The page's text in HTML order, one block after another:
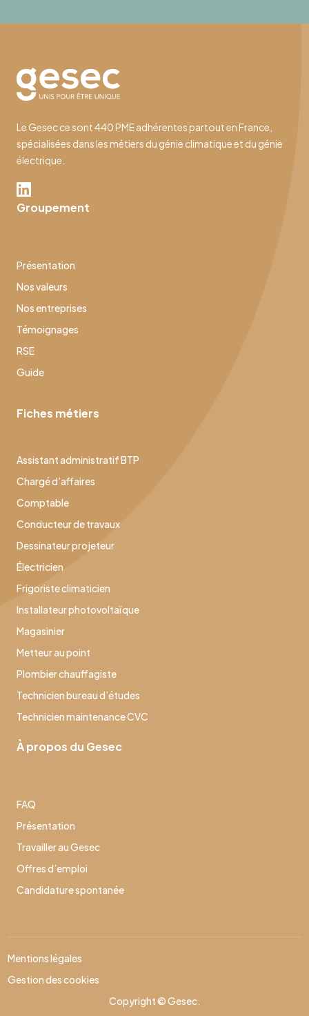
Le Gesec ce sont 440 PME adhérentes partout en France,
spécialisées dans les métiers du génie climatique et du génie
électrique.
Groupement
Présentation
Nos valeurs
Nos entreprises
Témoignages
RSE
Guide
Fiches métiers
Assistant administratif BTP
Chargé d’affaires
Comptable
Conducteur de travaux
Dessinateur projeteur
Électricien
Frigoriste climaticien
Installateur photovoltaïque
Magasinier
Metteur au point
Plombier chauffagiste
Technicien bureau d’études
Technicien maintenance CVC
À propos du Gesec
FAQ
Présentation
Travailler au Gesec
Offres d’emploi
Candidature spontanée
Copyright © Gesec.
Mentions légales
Gestion des cookies